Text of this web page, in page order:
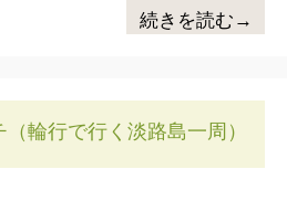
続きを読む→
輪行で行く淡路島一周）